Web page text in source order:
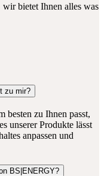
bietet Ihnen alles was
zu mir?
besten zu Ihnen passt,
unserer Produkte lässt
anpassen und
BS|ENERGY?